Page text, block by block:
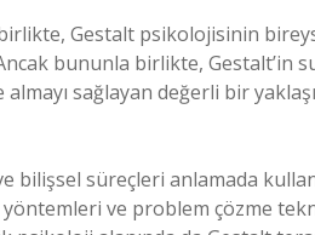
Gestalt psikolojisinin
bununla birlikte, Gestalt’in
sağlayan değerli bir
bilişsel süreçleri anlamada
ve problem çözme